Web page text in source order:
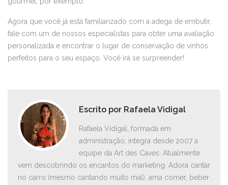
Agora que você já está familiarizado com a adega de embutir,
fale com um de nossos especialistas para obter uma avaliação
personalizada e encontrar o lugar de conservação de vinhos
perfeitos para o seu espaço. Você irá se surpreender!
Escrito por Rafaela Vidigal
Rafaela Vidigal, formada em
administração, integra desde 2007 a
equipe da Art des Caves. Atualmente
vem descobrindo os encantos do marketing. Adora cantar
no carro ­(mesmo cantando muito mal), ama comer, beber